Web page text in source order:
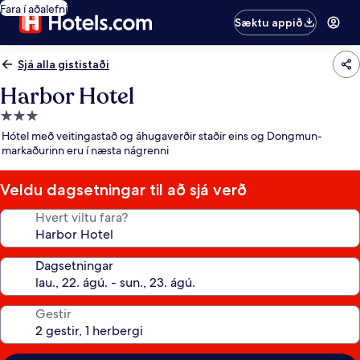
Fara í aðalefni
Sæktu appið
Sjá alla gististaði
Harbor Hotel
3.0
stjörnu
gististaður
Hótel með veitingastað og áhugaverðir staðir eins og Dongmun-
markaðurinn eru í næsta nágrenni
Veldu dagsetningar til að sjá verð
Hvert viltu fara?
Dagsetningar
Gestir